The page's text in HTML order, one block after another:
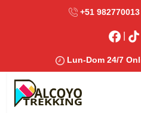
+51 982770013
Lun-Dom 24/7